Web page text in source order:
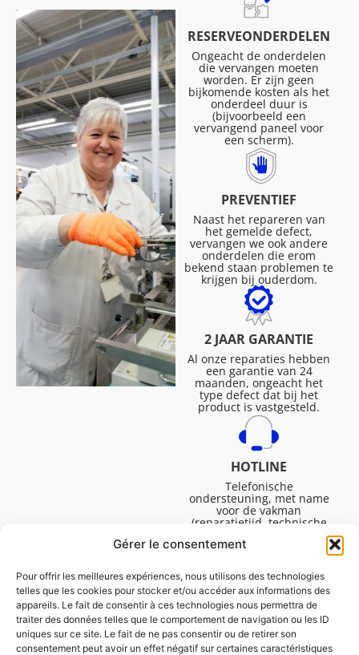
Gérer le consentement
Pour offrir les meilleures expériences, nous utilisons des technologies
telles que les cookies pour stocker et/ou accéder aux informations des
appareils. Le fait de consentir à ces technologies nous permettra de
traiter des données telles que le comportement de navigation ou les ID
uniques sur ce site. Le fait de ne pas consentir ou de retirer son
consentement peut avoir un effet négatif sur certaines caractéristiques
RESERVEONDERDELEN
Ongeacht de onderdelen
die vervangen moeten
worden. Er zijn geen
bijkomende kosten als het
onderdeel duur is
(bijvoorbeeld een
vervangend paneel voor
een scherm).
PREVENTIEF
Naast het repareren van
het gemelde defect,
vervangen we ook andere
onderdelen die erom
bekend staan problemen te
krijgen bij ouderdom.
2 JAAR GARANTIE
Al onze reparaties hebben
een garantie van 24
maanden, ongeacht het
type defect dat bij het
product is vastgesteld.
HOTLINE
Telefonische
ondersteuning, met name
voor de vakman
(reparatietijd, technische
Maandag tot vrijdag van